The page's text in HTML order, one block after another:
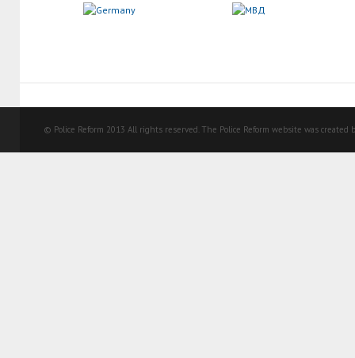
© Police Reform 2013 All rights reserved. The Police Reform website was created